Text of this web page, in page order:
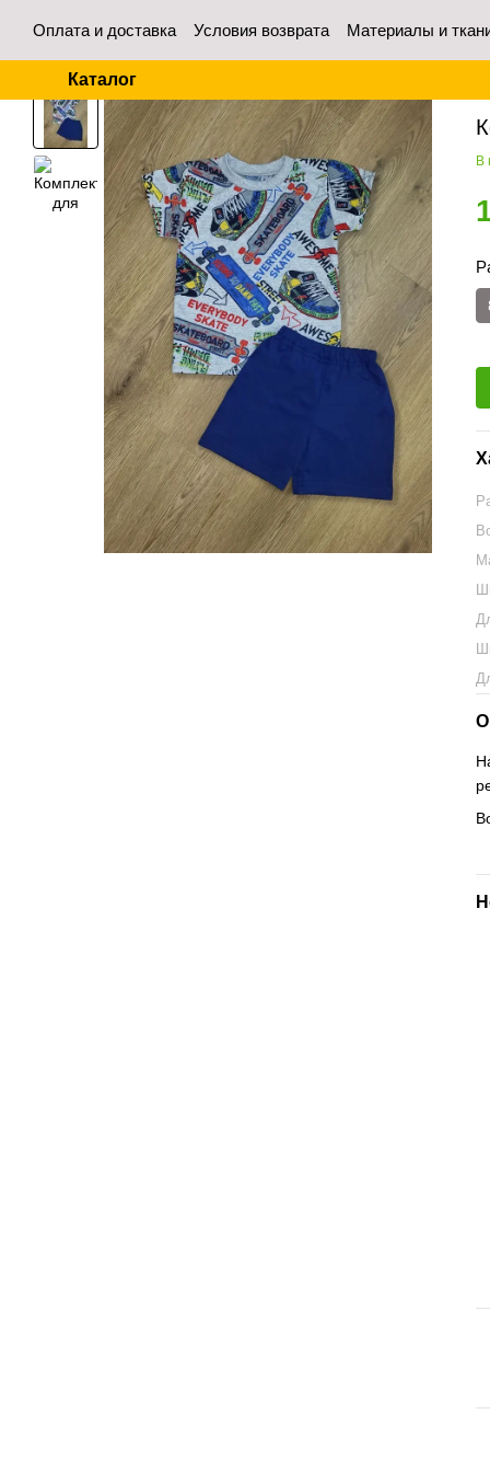
Оплата и доставка Условия возврата
Материалы и
Каталог
В